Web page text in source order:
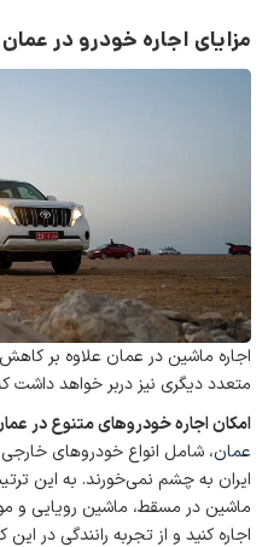
مزایای اجاره خودرو در عمان
اجاره ماشین در عمان علاوه بر
متعدد دیگری نیز دربر خواهد داشت
امکان اجاره خودروهای متنوع در
عمان، شامل انواع خودروهای
ایران به چشم نمی‌خورند. به این
ماشین در مسقط، ماشین رویایی و
اجاره کنید و از تجربه رانندگی در